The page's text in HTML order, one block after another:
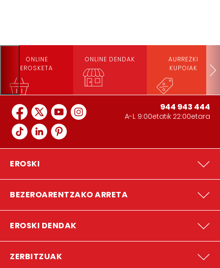
ONLINE
EROSKETA
ONLINE DENDAK
AURREZKI
KUPOIAK
944 943 444
A-L 9:00etatik 22:00etara
EROSKI
BEZEROARENTZAKO ARRETA
EROSKI DENDAK
ZERBITZUAK